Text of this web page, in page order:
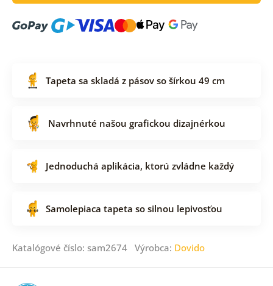
Tapeta sa skladá z pásov so šírkou 49 cm
Navrhnuté našou grafickou dizajnérkou
Jednoduchá aplikácia, ktorú zvládne každý
Samolepiaca tapeta so silnou lepivosťou
Katalógové číslo: sam2674 Výrobca: Dovido